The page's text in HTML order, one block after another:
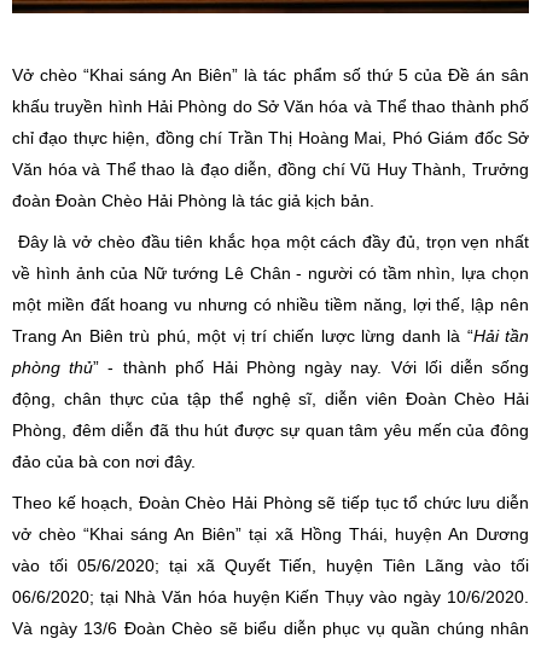
Vở chèo “Khai sáng An Biên” là tác phẩm số thứ 5 của Đề án sân
khấu truyền hình Hải Phòng do Sở Văn hóa và Thể thao thành phố
chỉ đạo thực hiện, đồng chí Trần Thị Hoàng Mai, Phó Giám đốc Sở
Văn hóa và Thể thao là đạo diễn, đồng chí Vũ Huy Thành, Trưởng
đoàn Đoàn Chèo Hải Phòng là tác giả kịch bản.
Đây là vở chèo đầu tiên khắc họa một cách đầy đủ, trọn vẹn nhất
về hình ảnh của Nữ tướng Lê Chân - người có tầm nhìn, lựa chọn
một miền đất hoang vu nhưng có nhiều tiềm năng, lợi thế, lập nên
Trang An Biên trù phú, một vị trí chiến lược lừng danh là “Hải tần
phòng thủ” - thành phố Hải Phòng ngày nay.
Với lối diễn sống
động, chân thực của tập thể nghệ sĩ, diễn viên Đoàn Chèo Hải
Phòng, đêm diễn đã thu hút được sự quan tâm yêu mến của đông
đảo của bà con nơi đây.
Theo kế hoạch, Đoàn Chèo Hải Phòng sẽ tiếp tục tổ chức lưu diễn
vở chèo “Khai sáng An Biên” tại xã Hồng Thái, huyện An Dương
vào tối 05/6/2020; tại xã Quyết Tiến, huyện Tiên Lãng vào tối
06/6/2020; tại Nhà Văn hóa huyện Kiến Thụy vào ngày 10/6/2020.
Và ngày 13/6 Đoàn Chèo sẽ biểu diễn phục vụ quần chúng nhân